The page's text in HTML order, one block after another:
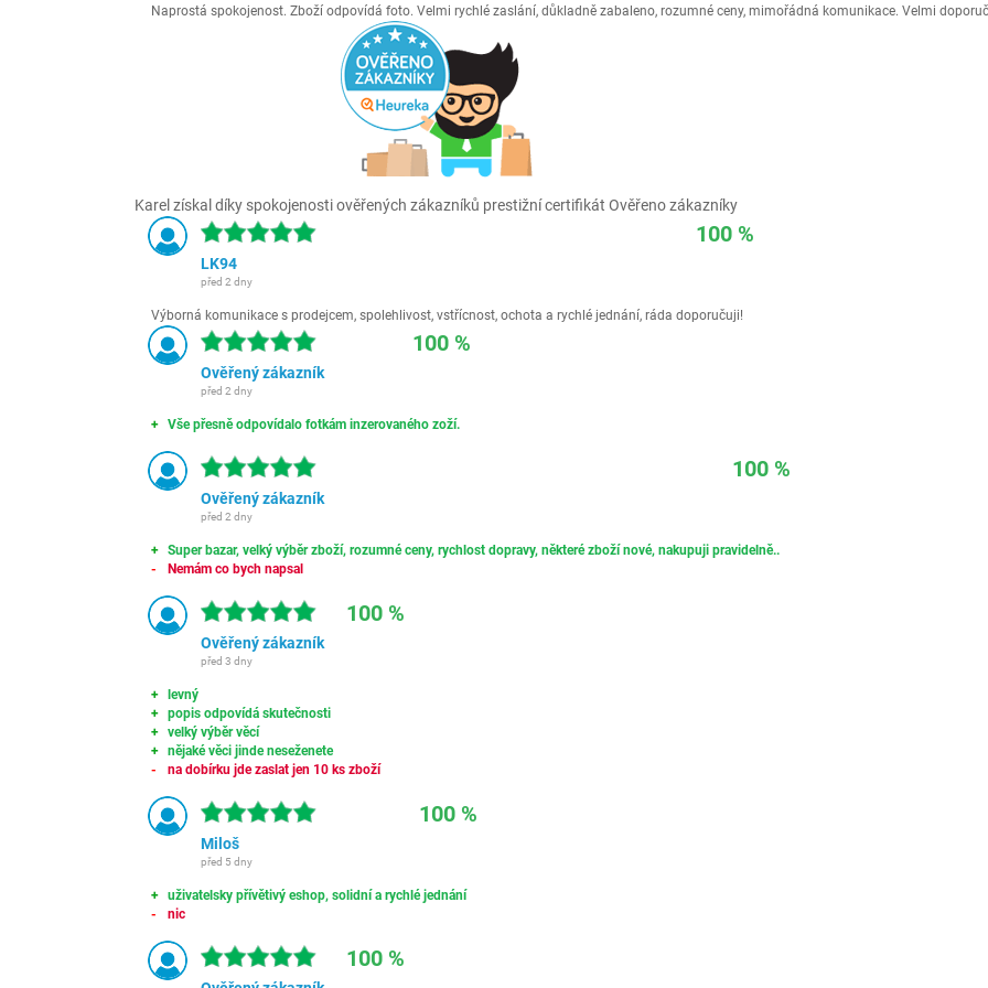
Naprostá spokojenost. Zboží odpovídá foto. Velmi rychlé zaslání, důkladně zabaleno, rozumné ceny, mimořádná komunikace. Velmi
Karel získal díky spokojenosti ověřených zákazníků prestižní certifikát Ověřeno zákazníky
100 %
LK94
před 2 dny
Výborná komunikace s prodejcem, spolehlivost, vstřícnost, ochota a rychlé jednání, ráda doporučuji!
100 %
Ověřený zákazník
před 2 dny
Vše přesně odpovídalo fotkám inzerovaného zoží.
100 %
Ověřený zákazník
před 2 dny
Super bazar, velký výběr zboží, rozumné ceny, rychlost dopravy, některé zboží nové, nakupuji pravidelně..
Nemám co bych napsal
100 %
Ověřený zákazník
před 3 dny
levný
popis odpovídá skutečnosti
velký výběr věcí
nějaké věci jinde neseženete
na dobírku jde zaslat jen 10 ks zboží
100 %
Miloš
před 5 dny
uživatelsky přívětivý eshop, solidní a rychlé jednání
nic
100 %